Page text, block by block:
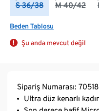
S 36/38 M 40/42
Beden Tablosu
Şu anda mevcut değil
Sipariş Numarası:
Ultra düz kenarlı